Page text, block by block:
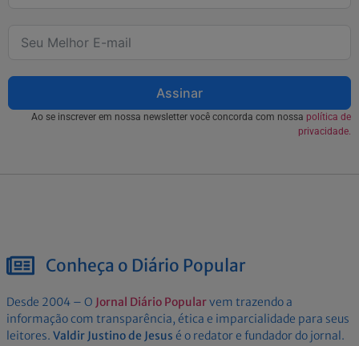
Assinar
Ao se inscrever em nossa newsletter você concorda com nossa política de
privacidade.
Conheça o Diário Popular
Desde 2004 – O Jornal Diário Popularvem trazendo a
informação com transparência, ética e imparcialidade para seus
leitores. Valdir Justino de Jesus é o redator e fundador do jornal.